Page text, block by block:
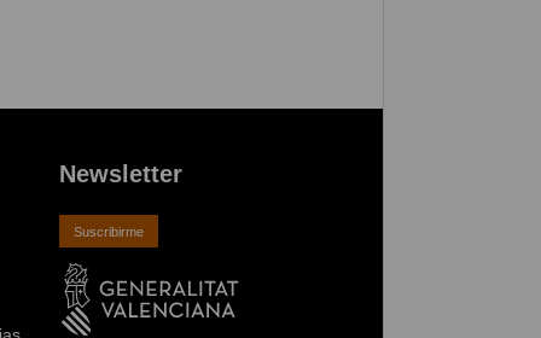
Newsletter
Suscribirme